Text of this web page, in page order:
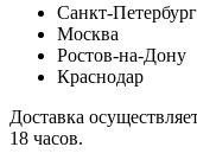
Санкт-Петербург
Москва
Ростов-на-Дону
Краснодар
Доставка
18 часов.